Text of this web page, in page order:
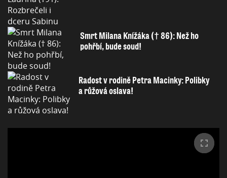
Smrt Milana Knížáka († 86): Než ho
pohřbí, bude soud!
Radost v rodině Petra Macinky: Polibky
a růžová oslava!